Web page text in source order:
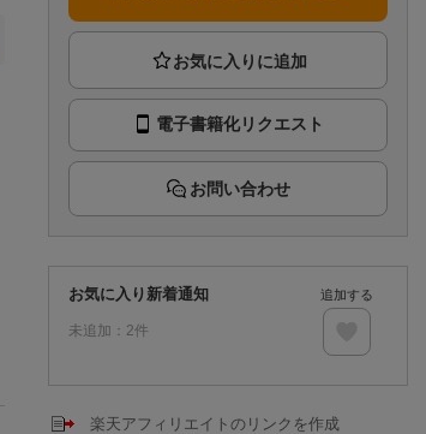
電子書籍化リクエスト
お問い合わせ
お気に入り新着通知
未追加： 2件
追加する
楽天アフィリエイトのリンクを作成